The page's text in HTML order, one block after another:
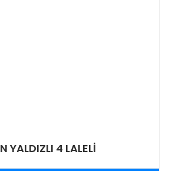
YALDIZLI 4 LALELİ